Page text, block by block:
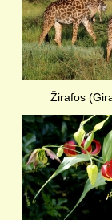
Žirafos